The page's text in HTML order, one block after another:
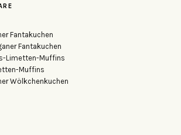
Fantakuchen
Fantakuchen
Limetten-Muffins
Muffins
Wölkchenkuchen